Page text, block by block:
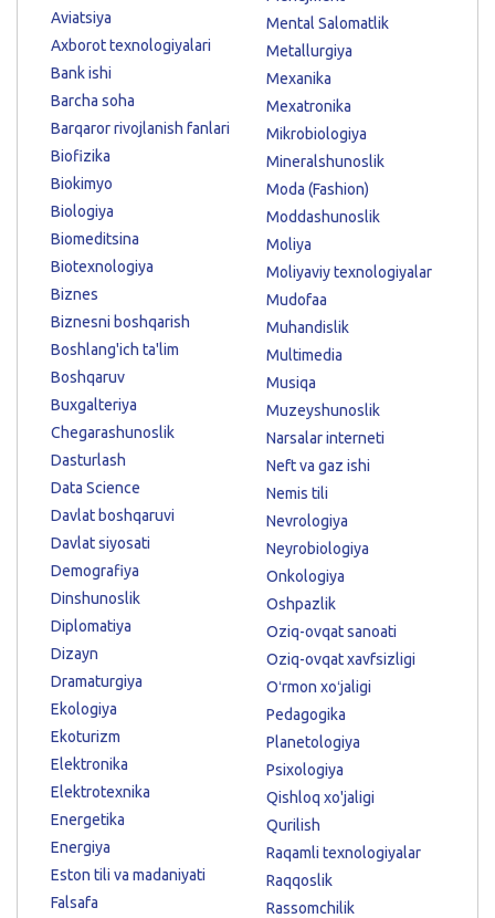
Aviatsiya
Axborot texnologiyalari
Bank ishi
Barcha soha
Barqaror rivojlanish fanlari
Biofizika
Biokimyo
Biologiya
Biomeditsina
Biotexnologiya
Biznes
Biznesni boshqarish
Boshlang'ich ta'lim
Boshqaruv
Buxgalteriya
Chegarashunoslik
Dasturlash
Data Science
Davlat boshqaruvi
Davlat siyosati
Demografiya
Dinshunoslik
Diplomatiya
Dizayn
Dramaturgiya
Ekologiya
Ekoturizm
Elektronika
Elektrotexnika
Energetika
Energiya
Eston tili va madaniyati
Falsafa
Mental Salomatlik
Metallurgiya
Mexanika
Mexatronika
Mikrobiologiya
Mineralshunoslik
Moda (Fashion)
Moddashunoslik
Moliya
Moliyaviy texnologiyalar
Mudofaa
Muhandislik
Multimedia
Musiqa
Muzeyshunoslik
Narsalar interneti
Neft va gaz ishi
Nemis tili
Nevrologiya
Neyrobiologiya
Onkologiya
Oshpazlik
Oziq-ovqat sanoati
Oziq-ovqat xavfsizligi
Oʻrmon xoʻjaligi
Pedagogika
Planetologiya
Psixologiya
Qishloq xo'jaligi
Qurilish
Raqamli texnologiyalar
Raqqoslik
Rassomchilik